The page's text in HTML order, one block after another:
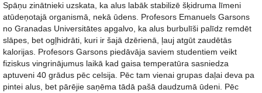
Spāņu zinātnieki uzskata, ka alus labāk stabilizē šķidruma līmeni
atūdeņotajā organismā, nekā ūdens. Profesors Emanuels Garsons
no Granadas Universitātes apgalvo, ka alus burbulīši palīdz remdēt
slāpes, bet ogļhidrāti, kuri ir šajā dzērienā, ļauj atgūt zaudētās
kalorijas. Profesors Garsons piedāvāja saviem studentiem veikt
fiziskus vingrinājumus laikā kad gaisa temperatūra sasniedza
aptuveni 40 grādus pēc celsija. Pēc tam vienai grupas daļai deva pa
pintei alus, bet pārējie saņēma tādā pašā daudzumā ūdeni. Pēc